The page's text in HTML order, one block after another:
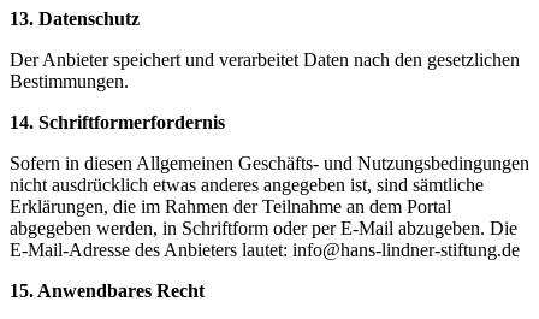
13. Datenschutz
Der Anbieter speichert und verarbeitet Daten nach den gesetzlichen
Bestimmungen.
14. Schriftformerfordernis
Sofern in diesen Allgemeinen Geschäfts- und Nutzungsbedingungen
nicht ausdrücklich etwas anderes angegeben ist, sind sämtliche
Erklärungen, die im Rahmen der Teilnahme an dem Portal
abgegeben werden, in Schriftform oder per E-Mail abzugeben. Die
E-Mail-Adresse des Anbieters lautet: info@hans-lindner-stiftung.de
15. Anwendbares Recht